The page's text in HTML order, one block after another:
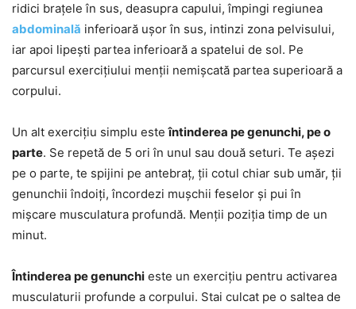
ridici brațele în sus, deasupra capului, împingi regiunea
abdominală inferioară ușor în sus, intinzi zona pelvisului,
iar apoi lipești partea inferioară a spatelui de sol. Pe
parcursul exercițiului menții nemișcată partea superioară a
corpului.
Un alt exercițiu simplu esteîntinderea pe genunchi, pe o
parte. Se repetă de 5 ori în unul sau două seturi. Te așezi
pe o parte, te spijini pe antebraț, ții cotul chiar sub umăr, ții
genunchii îndoiți, încordezi mușchii feselor și pui în
mișcare musculatura profundă. Menții poziția timp de un
minut.
Întinderea pe genunchi este un exercițiu pentru activarea
musculaturii profunde a corpului. Stai culcat pe o saltea de